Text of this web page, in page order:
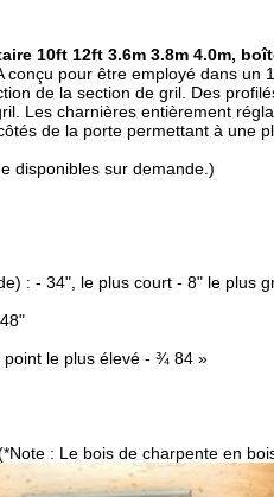
10ft 12ft 3.6m 3.8m 4.0m,
conçu pour être employé dans
de la section de gril. Des
Les charnières entièrement
de la porte permettant à une
disponibles sur demande.)
: - 34", le plus court - 8" le plus
point le plus élevé - ¾ 84 »
: Le bois de charpente en